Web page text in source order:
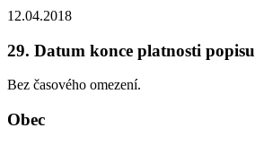
12.04.2018
29. Datum konce platnosti popisu
Bez časového omezení.
Obec